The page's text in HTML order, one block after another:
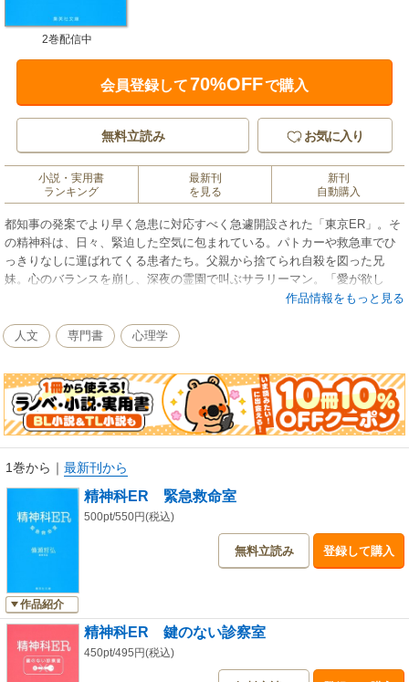
2巻配信中
会員登録して70%OFFで購入
無料立読み お気に入り
小説・実用書
ランキング
最新刊
を見る
新刊
自動購入
都知事の発案でより早く急患に対応すべく急遽開設された「東京ER」。そ
の精神科は、日々、緊迫した空気に包まれている。パトカーや救急車でひ
っきりなしに運ばれてくる患者たち。父親から捨てられ自殺を図った兄
妹。心のバランスを崩し、深夜の霊園で叫ぶサラリーマン。「愛が欲し
い」と恋人の前で包丁を取り出す女性。極度の緊張の中、厳しい現実と格
作品情報をもっと見る
人文 専門書 心理学
1巻から ｜ 最新刊から
作品紹介
精神科ER 緊急救命室
500pt/550円(税込)
無料立読み 登録して購入
精神科ER 鍵のない診察室
450pt/495円(税込)